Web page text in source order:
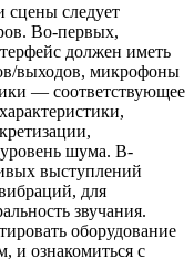
сцены следует
Во-первых,
должен иметь
выходов, микрофоны
— соответствующее
уровень шума. В-
выступлений
для
звучания.
оборудование
и ознакомиться с